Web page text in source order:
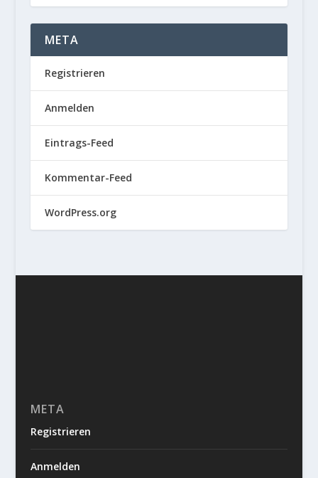
META
Registrieren
Anmelden
Eintrags-Feed
Kommentar-Feed
WordPress.org
META
Registrieren
Anmelden